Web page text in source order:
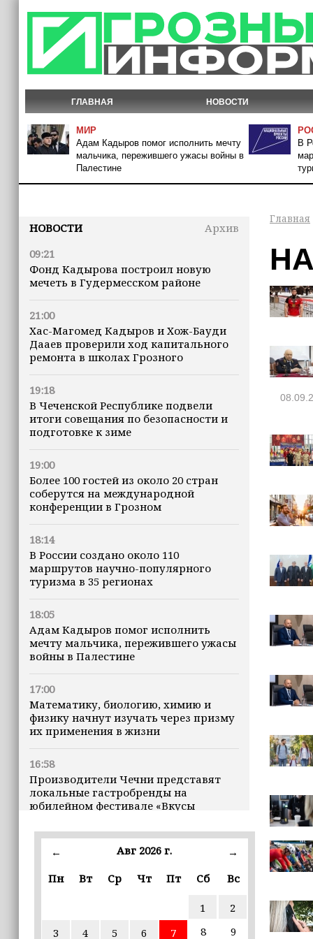
ГЛАВНАЯ НОВОСТИ
МИР
Адам Кадыров помог исполнить мечту
мальчика, пережившего ужасы войны в
Палестине
В
НОВОСТИ
Архив
09:21
Фонд Кадырова построил новую
мечеть в Гудермесском районе
21:00
Хас-Магомед Кадыров и Хож-Бауди
Дааев проверили ход капитального
ремонта в школах Грозного
19:18
В Чеченской Республике подвели
итоги совещания по безопасности и
подготовке к зиме
19:00
Более 100 гостей из около 20 стран
соберутся на международной
конференции в Грозном
18:14
В России создано около 110
маршрутов научно-популярного
туризма в 35 регионах
18:05
Адам Кадыров помог исполнить
мечту мальчика, пережившего ужасы
войны в Палестине
17:00
Математику, биологию, химию и
физику начнут изучать через призму
их применения в жизни
16:58
Производители Чечни представят
локальные гастробренды на
юбилейном фестивале «Вкусы
16:50
кандидатом на должность Главы ЧР
Почему кошки заранее чувствуют
← Авг 2026 г.
→
Пн
Вт Ср Чт Пт Сб Вс
1
2
3
4 5 6 7 8
9
Главная